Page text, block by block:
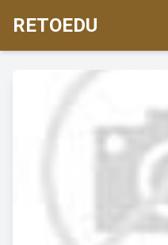
RETOEDU